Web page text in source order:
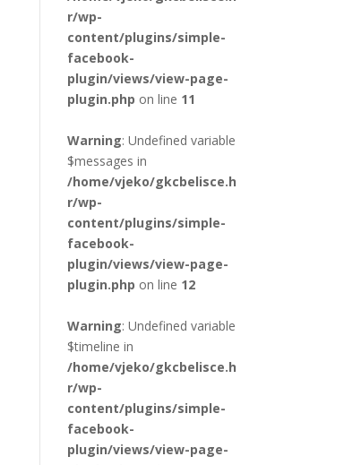
r/wp-
content/plugins/simple-
facebook-
plugin/views/view-page-
plugin.php on line 11
Warning: Undefined variable
$messages in
/home/vjeko/gkcbelisce.h
r/wp-
content/plugins/simple-
facebook-
plugin/views/view-page-
plugin.php on line 12
Warning: Undefined variable
$timeline in
/home/vjeko/gkcbelisce.h
r/wp-
content/plugins/simple-
facebook-
plugin/views/view-page-